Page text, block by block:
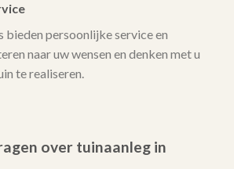
bieden persoonlijke service en
naar uw wensen en denken met u
te realiseren.
over tuinaanleg in